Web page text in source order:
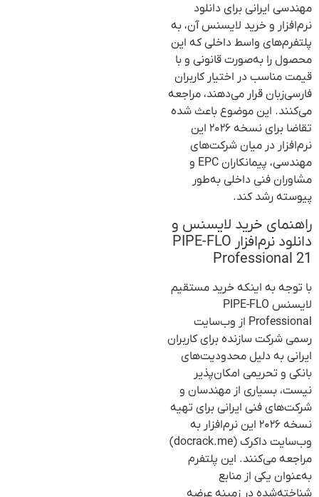
مهندسی ایرانی برای دانلود
نرم‌افزار و خرید لایسنس آن، به
پلتفرم‌های واسط داخلی که این
محصول را به‌صورت قانونی و با
قیمت مناسب در اختیار کاربران
فارسی‌زبان قرار می‌دهند، مراجعه
می‌کنند. این موضوع باعث شده
تقاضا برای نسخه ۲۰۲۶ این
نرم‌افزار در میان شرکت‌های
مهندسی، پیمانکاران EPC و
مشاوران فنی داخلی به‌طور
پیوسته رشد کند.
راهنمای خرید لایسنس و
دانلود نرم‌افزار PIPE-FLO
Professional 21
با توجه به اینکه خرید مستقیم
لایسنس PIPE-FLO
Professional از وب‌سایت
رسمی شرکت سازنده برای کاربران
ایرانی به دلیل محدودیت‌های
بانکی و تحریمی امکان‌پذیر
نیست، بسیاری از مهندسان و
شرکت‌های فنی ایرانی برای تهیه
نسخه ۲۰۲۶ این نرم‌افزار به
وب‌سایت داکرک (docrack.me)
مراجعه می‌کنند. این پلتفرم
به‌عنوان یکی از منابع
شناخته‌شده در زمینه عرضه